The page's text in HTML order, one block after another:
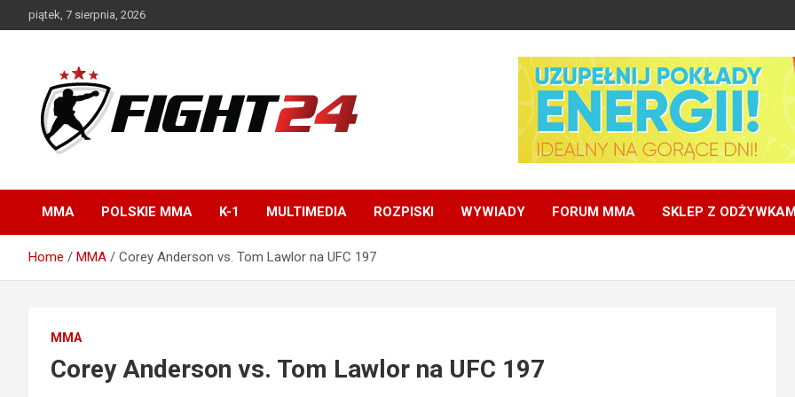
to
piątek, 7 sierpnia, 2026
K-1, UFC
MMA POLSKIE MMA K-1 MULTIMEDIA ROZPISKI WYWIADY FORUM MMA SKLEP Z
Home MMA Corey Anderson vs. Tom Lawlor na UFC 197
MMA
Corey Anderson vs. Tom Lawlor na UFC 197